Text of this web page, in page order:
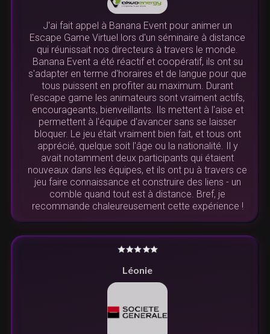
J'ai fait appel à Banana Event pour animer un
Escape Game Virtuel lors d'un séminaire à distance
qui réunissait nos directeurs à travers le monde.
Banana Event a été réactif et coopératif, ils ont su
s'adapter en terme d'horaires et de langue pour que
tous puissent en profiter au maximum. Durant
l'escape game les animateurs sont vraiment actifs,
encourageants, bienveillants. Ils mettent à l'aise et
permettent à l'équipe d'avancer sans se laisser
bloquer. Le jeu était vraiment bien fait, et tous ont
apprécié, quelque soit l'âge ou la nationalité. Il y
avait notamment deux participants qui étaient
nouveaux dans les équipes, et ils ont pu à travers ce
jeu faire connaissance et construire des liens - un
comble quand tout est à distance. Bref, je
recommande chaleureusement cette expérience !
Léonie